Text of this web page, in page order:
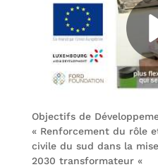
Objectifs de
« Renforcement du rôle
civile du sud dans la
2030 transformateur «